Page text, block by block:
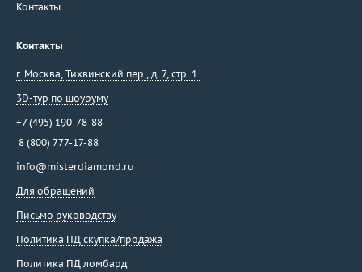
Контакты
Контакты
г. Москва, Тихвинский пер., д. 7, стр. 1.
3D-тур по шоуруму
+7 (495) 190-78-88
8 (800) 777-17-88
info@misterdiamond.ru
Для обращений
Письмо руководству
Политика ПД скупка/продажа
Политика ПД ломбард